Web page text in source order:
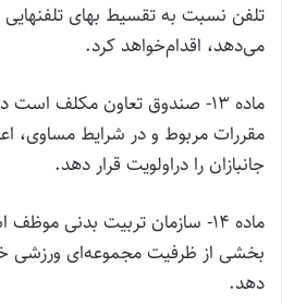
تلفن نسبت به تقسیط بهای تلفنهایی
می‌دهد، اقدام‌خواهد کرد.
ماده 13- صندوق تعاون مکلف
مقررات مربوط و در شرایط مساوی،
جانبازان را در‌اولویت قرار دهد.
ماده 14- سازمان تربیت بدنی
بخشی از ظرفیت مجموعه‌ای ورزشی
دهد.